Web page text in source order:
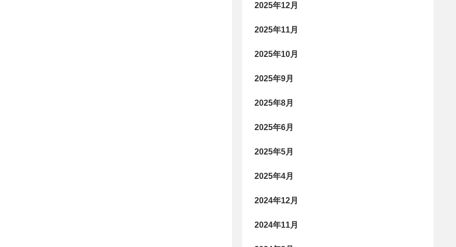
2025年12月
2025年11月
2025年10月
2025年9月
2025年8月
2025年6月
2025年5月
2025年4月
2024年12月
2024年11月